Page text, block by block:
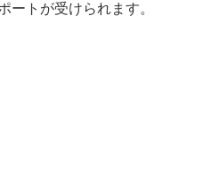
ートが受けられます。